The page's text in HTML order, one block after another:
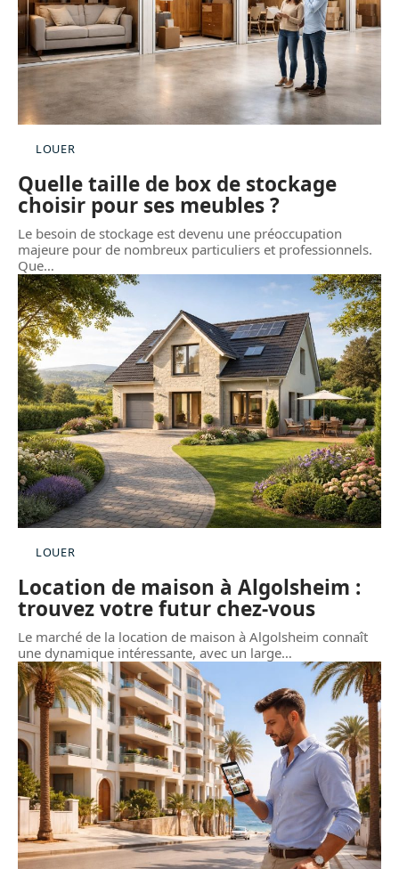
LOUER
Quelle taille de box de stockage
choisir pour ses meubles ?
Le besoin de stockage est devenu une préoccupation
majeure pour de nombreux particuliers et professionnels.
Que…
LOUER
Location de maison à Algolsheim :
trouvez votre futur chez-vous
Le marché de la location de maison à Algolsheim connaît
une dynamique intéressante, avec un large…